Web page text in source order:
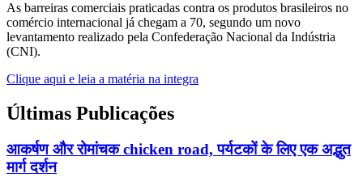
As barreiras comerciais praticadas contra os produtos brasileiros no
comércio internacional já chegam a 70, segundo um novo
levantamento realizado pela Confederação Nacional da Indústria
(CNI).
Clique aqui e leia a matéria na integra
Últimas Publicações
आकर्षण और रोमांचक chicken road, पर्यटकों के लिए एक अद्भुत
मार्ग दर्शन